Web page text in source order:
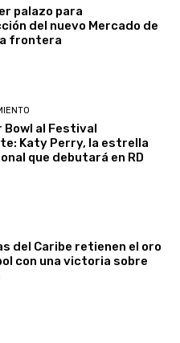
palazo para
del nuevo Mercado de
frontera
Bowl al Festival
Katy Perry, la estrella
que debutará en RD
del Caribe retienen el oro
con una victoria sobre